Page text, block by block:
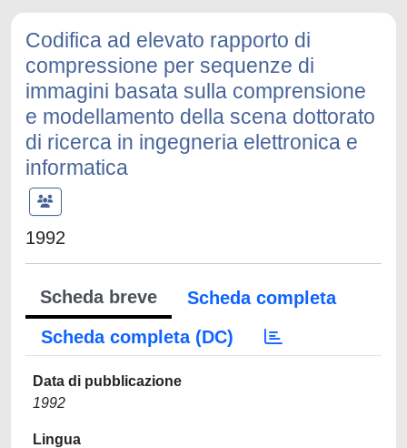
Codifica ad elevato rapporto di
compressione per sequenze di
immagini basata sulla comprensione
e modellamento della scena dottorato
di ricerca in ingegneria elettronica e
informatica
1992
Scheda breve
Scheda completa
Scheda completa (DC)
Data di pubblicazione
1992
Lingua